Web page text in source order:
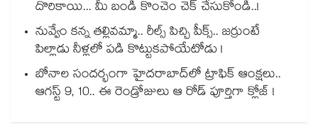
దొరికాయి... మీ బండి కొంచెం చెక్ చేసుకోండి..!
నువ్వేం కన్న తల్లివమ్మా.. రీల్స్ పిచ్చి పీక్స్.. జర్రుంటే
పిల్లాడు నీళ్లలో పడి కొట్టుకపోయేటోడు !
బోనాల సందర్భంగా హైదరాబాద్‌లో ట్రాఫిక్ ఆంక్షలు..
ఆగస్ట్ 9, 10.. ఈ రెండ్రోజులు ఆ రోడ్ పూర్తిగా క్లోజ్ !